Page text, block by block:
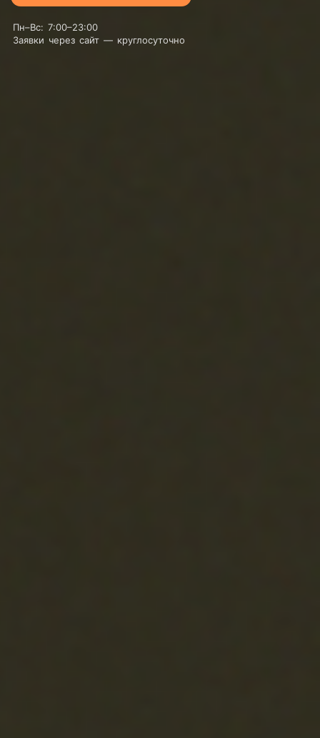
Пн–Вс: 7:00–23:00
Заявки через сайт — круглосуточно